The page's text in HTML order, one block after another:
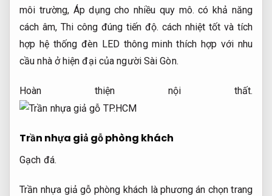
môi trường, Áp dụng cho nhiều quy mô. có khả năng
cách âm, Thi công đúng tiến độ. cách nhiệt tốt và tích
hợp hệ thống đèn LED thông minh thích hợp với nhu
cầu nhà ở hiện đại của người Sài Gòn.
Hoàn thiện nội thất.
Trần nhựa giả gỗ phòng khách
Gạch đá.
Trần nhựa giả gỗ phòng khách là phương án chọn trang